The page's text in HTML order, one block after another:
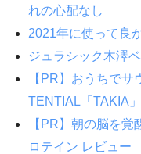
れの心配なし
2021年に使って良
ジュラシック木澤
【PR】おうちでサ
TENTIAL「TAKIA
【PR】朝の脳を
ロテイン レビュー